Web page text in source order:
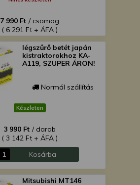
7 990 Ft / csomag
( 6 291 Ft + ÁFA )
légszűrő betét japán
kistraktorokhoz KA-
A119, SZUPER ÁRON!
Normál szállítás
Készleten
3 990 Ft / darab
( 3 142 Ft + ÁFA )
Kosárba
Mitsubishi MT146